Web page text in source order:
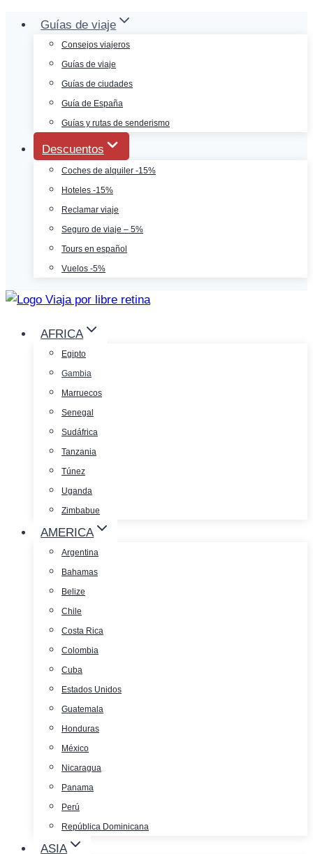
Saltar
contenido
Guías de viaje
Consejos viajeros
Guías de viaje
Guías de ciudades
Guía de España
Guías y rutas de senderismo
Descuentos
Coches de alquiler -15%
Hoteles -15%
Reclamar viaje
Seguro de viaje – 5%
Tours en español
Vuelos -5%
AFRICA
Egipto
Gambia
Marruecos
Senegal
Sudáfrica
Tanzania
Túnez
Uganda
Zimbabue
AMERICA
Argentina
Bahamas
Belize
Chile
Costa Rica
Colombia
Cuba
Estados Unidos
Guatemala
Honduras
México
Nicaragua
Panama
Perú
República Dominicana
ASIA